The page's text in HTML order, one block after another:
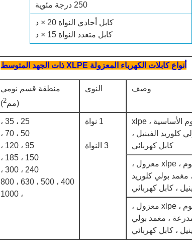
250 درجة مئوية
كابل أحادي النواة 20 × د
كابل متعدد النواة 15 × د
أنواع كابلات الكهرباء المعزولة XLPE ذات الجهد المتوسط
وصف النوى
منطقة قسم نومي
(مم2
)
النحاس أو الألومنيوم الأساسية ، xlpe
كلوريد الفينيل ،
كابل كهربائي
1 نواة
3 النواة
25 ، 35 ،
50 ، 70 ،
95 ، 120 ،
150 ، 185 ،
240 ، 300 ،
400 ، 500 ، 630 ، 800
، 1000
نحاس أو ألومنيوم ، xlpe معزول ،
بولي كلوريد
، كابل كهربائي
قلب نحاسي أو ألومنيوم ، xlpe معزول ،
، مغمد بولي
، كابل كهربائي